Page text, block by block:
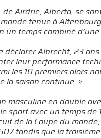
Airdrie, Alberta, se
tenue à
un temps combiné
déclarer Albrecht, 23
leur performance
les 10 premiers alors
la saison continue. »
masculine en double
sport avec un temps
de la Coupe du
tandis que la